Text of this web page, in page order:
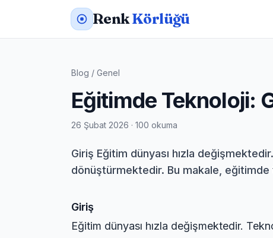
RenkKörlüğü
Blog / Genel
Eğitimde Teknoloji:
26 Şubat 2026 · 100 okuma
Giriş Eğitim dünyası hızla
dönüştürmektedir. Bu makale, eğitimde
Giriş
Eğitim dünyası hızla değişmektedir.